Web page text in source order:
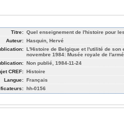
Titre: Quel enseignement de l'histoire pour
Auteur: Hasquin, Hervé
L'Histoire de Belgique et l'utilité de son
novembre 1984: Musée royale de
Non publié, 1984-11-24
CREF: Histoire
Langue: Français
hh-0156